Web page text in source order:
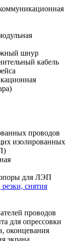
шнур
кабель
проводов
изолированных
для ЛЭП
снятия
проводов
для опрессовки
оконцевания
экрана